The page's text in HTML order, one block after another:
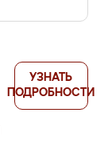
УЗНАТЬ
ПОДРОБНОСТИ